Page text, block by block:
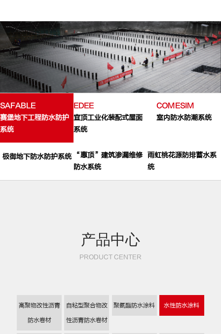
SAFABLE
赛堡地下工程防水防护
系统
EDEE
宜顶工业化装配式屋面
系统
COMESIM
室内防水防潮系统
极御地下防水防护系统
“惠顶”建筑渗漏维修
防水系统
雨虹桃花源防排蓄水系
统
产品中心
PRODUCT CENTER
高聚物改性沥青
防水卷材
自粘型聚合物改
性沥青防水卷材
聚氨酯防水涂料 水性防水涂料